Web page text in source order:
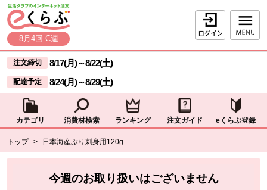
ページの先頭です。
本文へジャンプする。
8月4回 C週
ログイン
ここからサイト内共通メニューです。
サイト内共通メニューをスキップする
注文締切 8/17(月)～8/22(土)
配達予定 8/24(月)～8/29(土)
カテゴリ 消費材検索 ランキング 注文ガイド eくらぶ登録
トップ > 日本海産ぶり刺身用120g
現在位置ここまで
今週のお取り扱いはございません